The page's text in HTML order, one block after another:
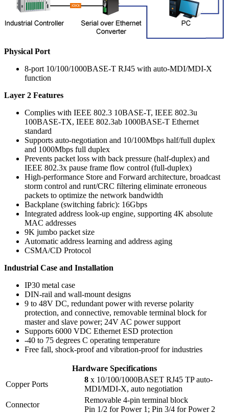
Physical Port
8-port 10/100/1000BASE-T RJ45 with auto-MDI/MDI-X
function
Layer 2 Features
Complies with IEEE 802.3 10BASE-T, IEEE 802.3u
100BASE-TX, IEEE 802.3ab 1000BASE-T Ethernet
standard
Supports auto-negotiation and 10/100Mbps half/full duplex
and 1000Mbps full duplex
Prevents packet loss with back pressure (half-duplex) and
IEEE 802.3x pause frame flow control (full-duplex)
High-performance Store and Forward architecture, broadcast
storm control and runt/CRC filtering eliminate erroneous
packets to optimize the network bandwidth
Backplane (switching fabric): 16Gbps
Integrated address look-up engine, supporting 4K absolute
MAC addresses
9K jumbo packet size
Automatic address learning and address aging
CSMA/CD Protocol
Industrial Case and Installation
IP30 metal case
DIN-rail and wall-mount designs
9 to 48V DC, redundant power with reverse polarity
protection, and connective, removable terminal block for
master and slave power; 24V AC power support
Supports 6000 VDC Ethernet ESD protection
-40 to 75 degrees C operating temperature
Free fall, shock-proof and vibration-proof for industries
Hardware Specifications
Copper Ports
8 x 10/100/1000BASET RJ45 TP auto-
MDI/MDI-X, auto negotiation
Connector
Removable 4-pin terminal block
Pin 1/2 for Power 1; Pin 3/4 for Power 2